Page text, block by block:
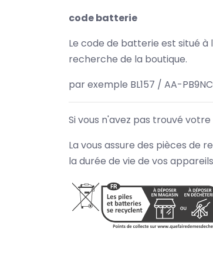
code batterie
Le code de batterie est situé à
recherche de la boutique.
par exemple BL157 / AA-
Si vous n'avez pas trouvé
La vous assure des pièces de
la durée de vie de vos